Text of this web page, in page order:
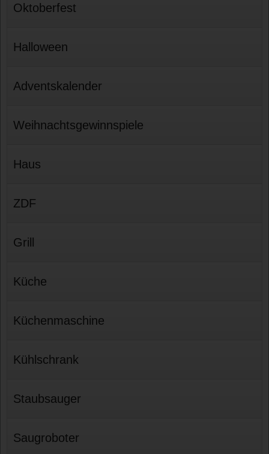
Oktoberfest
Halloween
Adventskalender
Weihnachtsgewinnspiele
Haus
ZDF
Grill
Küche
Küchenmaschine
Kühlschrank
Staubsauger
Saugroboter